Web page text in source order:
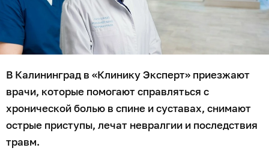
В Калининград в «Клинику Эксперт» приезжают
врачи, которые помогают справляться с
хронической болью в спине и суставах, снимают
острые приступы, лечат невралгии и последствия
травм.